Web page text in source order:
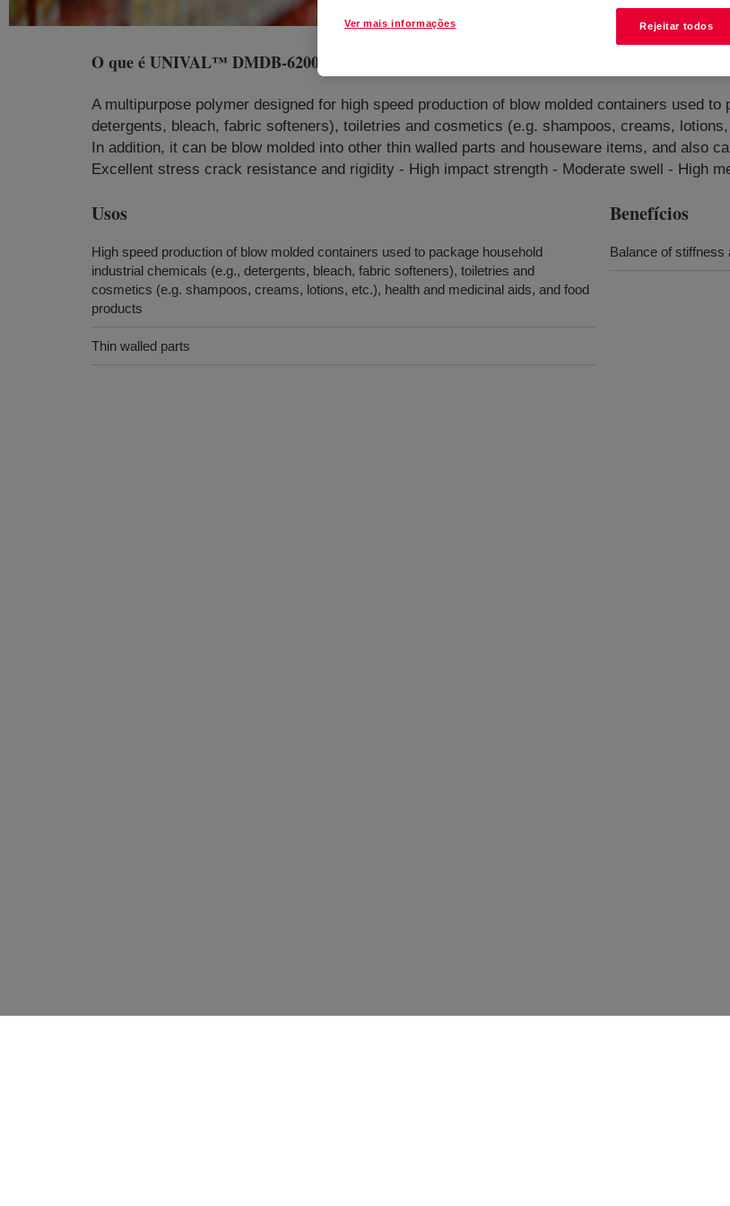
O que éUNIVAL™ DMDB-6200 NT 7 High Density Polyethylene Resin
A multipurpose polymer designed for high speed production of blow molded containers used
detergents, bleach, fabric softeners), toiletries and cosmetics (e.g. shampoos, creams,
In addition, it can be blow molded into other thin walled parts and houseware items, and also
Excellent stress crack resistance and rigidity - High impact strength - Moderate swell - High
Usos
High speed production of blow molded containers used to package household
industrial chemicals (e.g., detergents, bleach, fabric softeners), toiletries and
cosmetics (e.g. shampoos, creams, lotions, etc.), health and medicinal aids, and food
products
Thin walled parts
Benefícios
Balance of stiffness
Ver mais informações Rejeitar todos